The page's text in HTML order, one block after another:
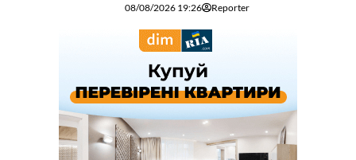
08/08/2026 19:26 Reporter